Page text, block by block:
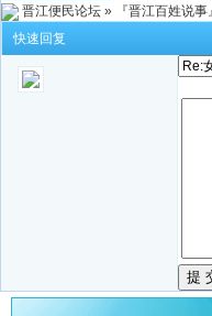
晋江便民论坛 »
『晋江百姓说事』
快速回复
提